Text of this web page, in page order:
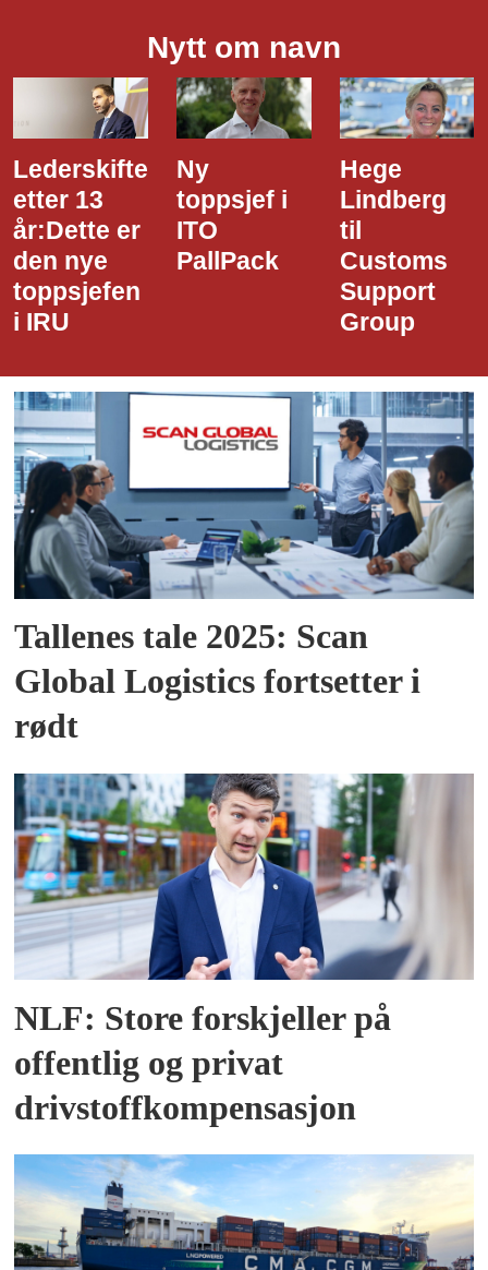
Nytt om navn
Ny
toppsjef i
ITO
PallPack
Hege
Lindberg
til
Customs
Dette er
den nye
i Narvik
Havn
Tallenes tale 2025: Scan
Global Logistics fortsetter i
rødt
NLF: Store forskjeller på
offentlig og privat
drivstoffkompensasjon